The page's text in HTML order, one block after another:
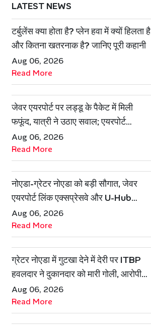
LATEST NEWS
टर्बुलेंस क्या होता है? प्लेन हवा में क्यों हिलता है
और कितना खतरनाक है? जानिए पूरी कहानी
Aug 06, 2026
Read More
जेवर एयरपोर्ट पर लड्डू के पैकेट में मिली
फफूंद, यात्री ने उठाए सवाल; एयरपोर्ट
प्रबंधन ने दिया जवाब
Aug 06, 2026
Read More
नोएडा-ग्रेटर नोएडा को बड़ी सौगात, जेवर
एयरपोर्ट लिंक एक्सप्रेसवे और U-Hub
प्रोजेक्ट को मिली मंजूरी
Aug 06, 2026
Read More
ग्रेटर नोएडा में गुटखा देने में देरी पर ITBP
हवलदार ने दुकानदार को मारी गोली, आरोपी
गिरफ्तार
Aug 06, 2026
Read More